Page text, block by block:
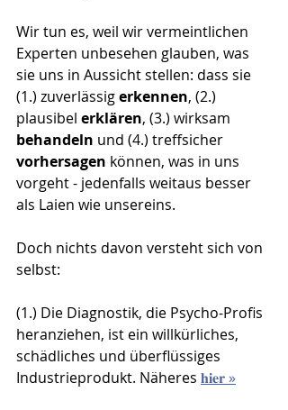
Wir tun es, weil wir vermeintlichen
Experten unbesehen glauben, was
sie uns in Aussicht stellen: dass sie
(1.) zuverlässig erkennen, (2.)
plausibel erklären, (3.) wirksam
behandeln und (4.) treffsicher
vorhersagen können, was in uns
vorgeht - jedenfalls weitaus besser
als Laien wie unsereins.
Doch nichts davon versteht sich von
selbst:
(1.) Die Diagnostik, die Psycho-Profis
heranziehen, ist ein willkürliches,
schädliches und überflüssiges
Industrieprodukt. Näheres 𝐡𝐢𝐞𝐫 »